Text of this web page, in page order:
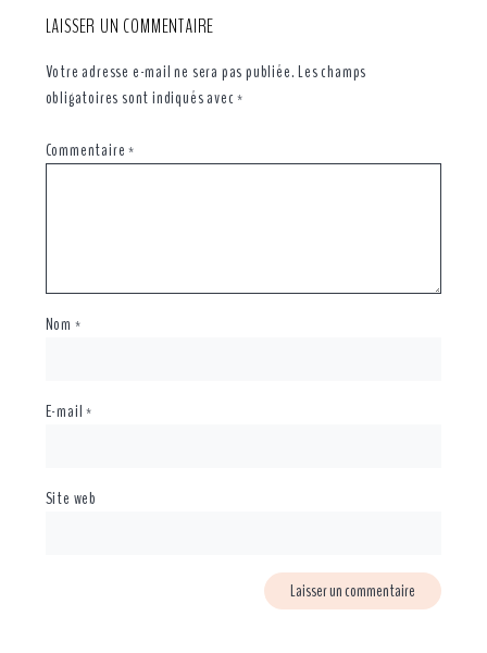
LAISSER UN COMMENTAIRE
Votre adresse e-mail ne sera pas publiée.Les champs
obligatoires sont indiqués avec*
Commentaire*
Nom *
E-mail*
Site web